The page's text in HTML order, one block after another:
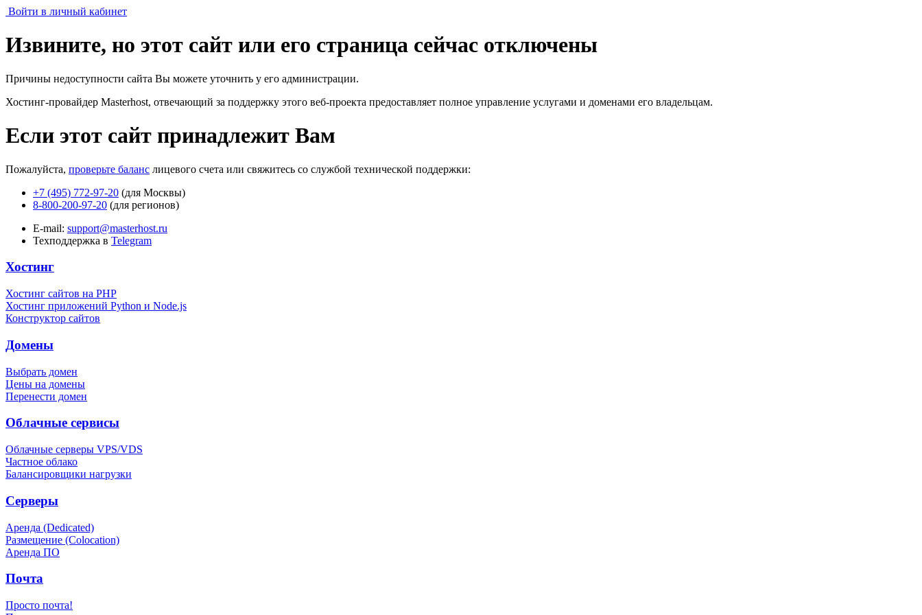
Войти в личный кабинет
Извините, но этот сайт или его страница сейчас отключены
Причины недоступности сайта Вы можете уточнить у его администрации.
Хостинг-провайдер Masterhost, отвечающий за поддержку этого веб-проекта предоставляет полное управление услугами и доменами его владельцам.
Если этот сайт принадлежит Вам
Пожалуйста, проверьте баланс лицевого счета или свяжитесь со службой технической поддержки:
+7 (495) 772-97-20 (для Москвы)
8-800-200-97-20 (для регионов)
E-mail: support@masterhost.ru
Техподдержка в Telegram
Хостинг
Хостинг сайтов на PHP
Хостинг приложений Python и Node.js
Конструктор сайтов
Домены
Выбрать домен
Цены на домены
Перенести домен
Облачные сервисы
Облачные серверы VPS/VDS
Частное облако
Балансировщики нагрузки
Серверы
Аренда (Dedicated)
Размещение (Colocation)
Аренда ПО
Почта
Просто почта!